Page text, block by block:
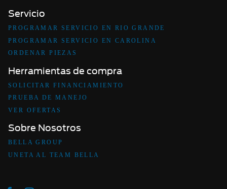
Servicio
PROGRAMAR SERVICIO EN RIO GRANDE
PROGRAMAR SERVICIO EN CAROLINA
ORDENAR PIEZAS
Herramientas de compra
SOLICITAR FINANCIAMIENTO
PRUEBA DE MANEJO
VER OFERTAS
Sobre Nosotros
BELLA GROUP
UNETA AL TEAM BELLA